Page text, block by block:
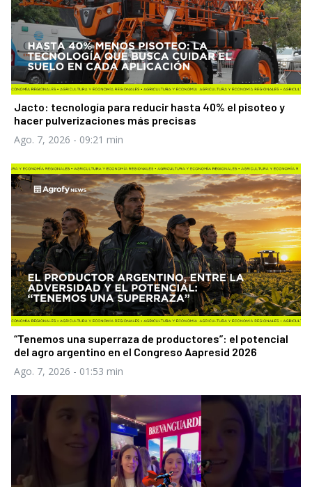
Jacto: tecnología para reducir hasta 40% el pisoteo y
hacer pulverizaciones más precisas
Ago. 7, 2026 - 09:21 min
“Tenemos una superraza de productores”: el potencial
del agro argentino en el Congreso Aapresid 2026
Ago. 7, 2026 - 01:53 min